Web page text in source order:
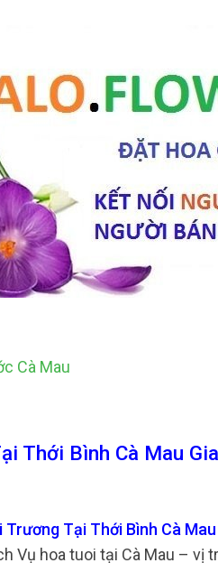
Cà Mau
Thới Bình Cà Mau
Tại Thới Bình Cà
Vụ hoa tuoi tại Cà Mau –